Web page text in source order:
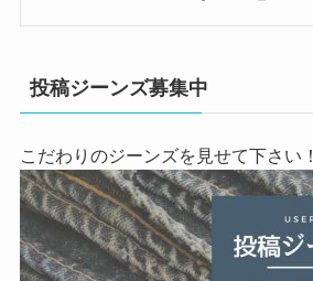
投稿ジーンズ募集中
こだわりのジーンズを見せて下さい！